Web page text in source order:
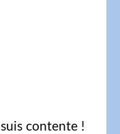
contente !